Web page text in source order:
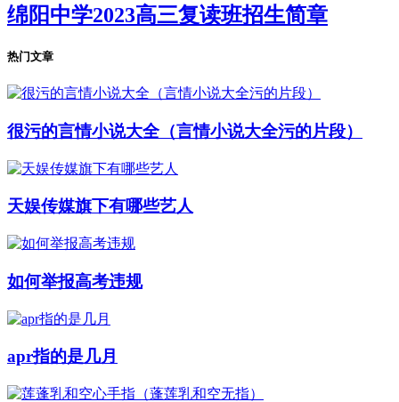
绵阳中学2023高三复读班招生简章
热门文章
很污的言情小说大全（言情小说大全污的片段）
天娱传媒旗下有哪些艺人
如何举报高考违规
apr指的是几月